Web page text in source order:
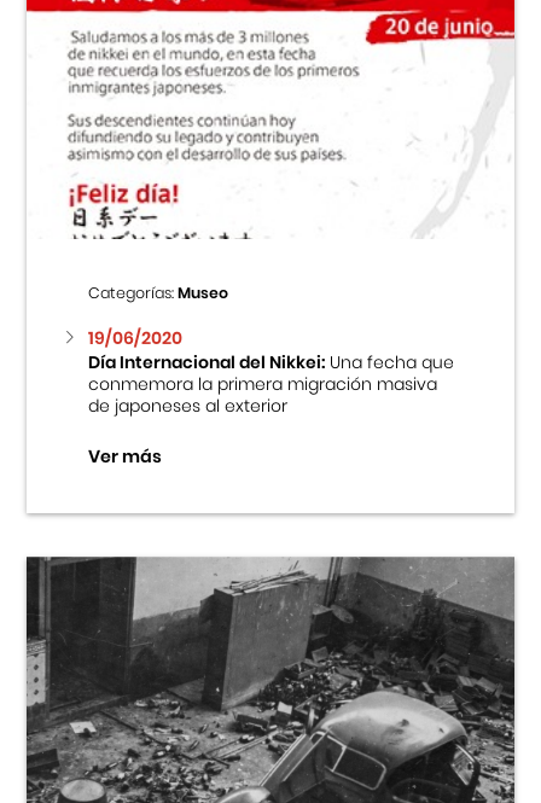
Categorías:Museo
19/06/2020
Día Internacional del Nikkei:Una fecha que
conmemora la primera migración masiva
de japoneses al exterior
Ver más